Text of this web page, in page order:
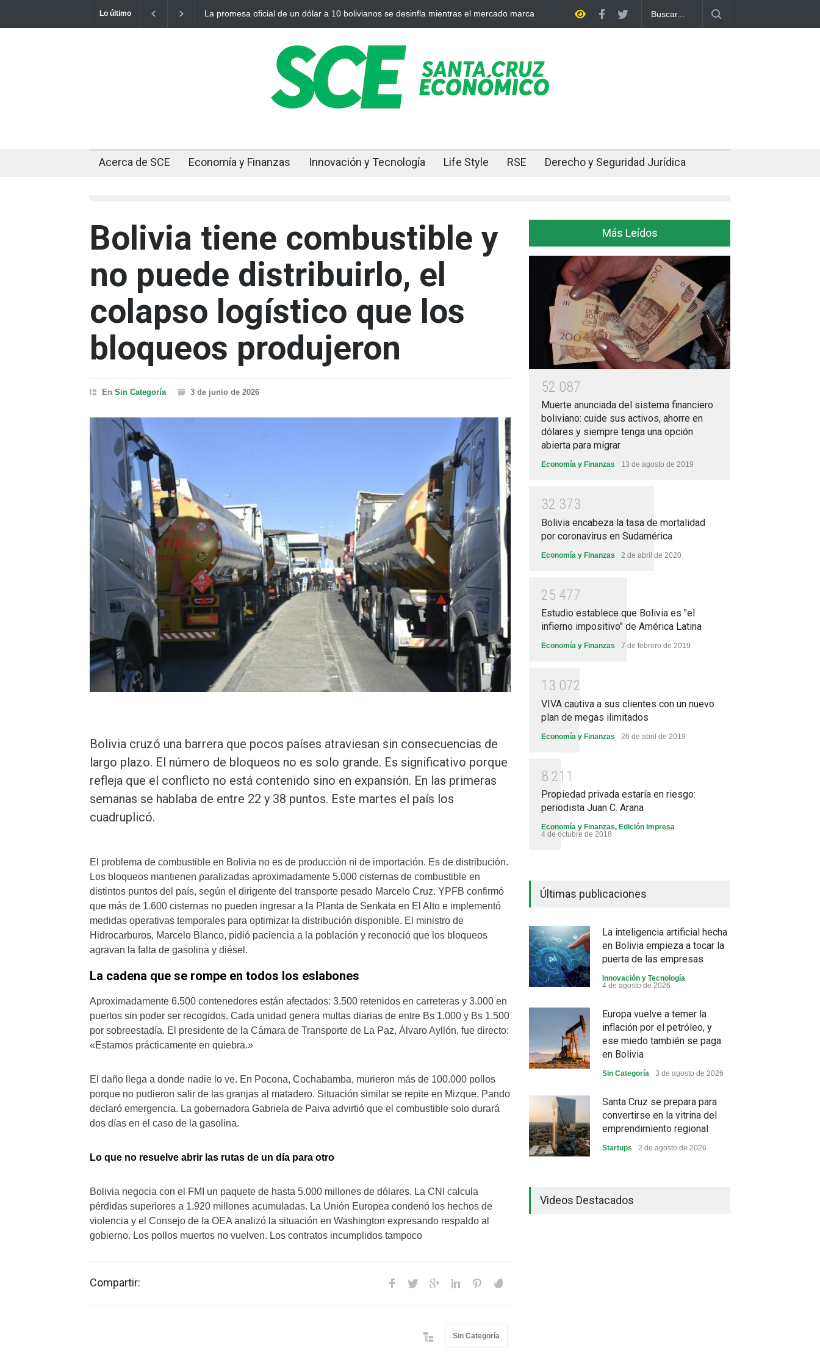
Lo último
La promesa oficial de un dólar a 10 bolivianos se desinfla mientras el mercado marca
Cuando el oro y la plata se enfrían afuera, Bolivia siente el golpe en casa
Acerca de SCE Economía y Finanzas Innovación y Tecnología Life Style RSE Derecho y Seguridad Jurídica
Bolivia tiene combustible y
no puede distribuirlo, el
colapso logístico que los
bloqueos produjeron
En Sin Categoría 3 de junio de 2026
Bolivia cruzó una barrera que pocos países atraviesan sin consecuencias de
largo plazo. El número de bloqueos no es solo grande. Es significativo porque
refleja que el conflicto no está contenido sino en expansión. En las primeras
semanas se hablaba de entre 22 y 38 puntos. Este martes el país los
cuadruplicó.
El problema de combustible en Bolivia no es de producción ni de importación. Es de distribución.
Los bloqueos mantienen paralizadas aproximadamente 5.000 cisternas de combustible en
distintos puntos del país, según el dirigente del transporte pesado Marcelo Cruz. YPFB confirmó
que más de 1.600 cisternas no pueden ingresar a la Planta de Senkata en El Alto e implementó
medidas operativas temporales para optimizar la distribución disponible. El ministro de
Hidrocarburos, Marcelo Blanco, pidió paciencia a la población y reconoció que los bloqueos
agravan la falta de gasolina y diésel.
La cadena que se rompe en todos los eslabones
Aproximadamente 6.500 contenedores están afectados: 3.500 retenidos en carreteras y 3.000 en
puertos sin poder ser recogidos. Cada unidad genera multas diarias de entre Bs 1.000 y Bs 1.500
por sobreestadía. El presidente de la Cámara de Transporte de La Paz, Álvaro Ayllón, fue directo:
«Estamos prácticamente en quiebra.»
El daño llega a donde nadie lo ve. En Pocona, Cochabamba, murieron más de 100.000 pollos
porque no pudieron salir de las granjas al matadero. Situación similar se repite en Mizque. Pando
declaró emergencia. La gobernadora Gabriela de Paiva advirtió que el combustible solo durará
dos días en el caso de la gasolina.
Lo que no resuelve abrir las rutas de un día para otro
Bolivia negocia con el FMI un paquete de hasta 5.000 millones de dólares. La CNI calcula
pérdidas superiores a 1.920 millones acumuladas. La Unión Europea condenó los hechos de
violencia y el Consejo de la OEA analizó la situación en Washington expresando respaldo al
gobierno. Los pollos muertos no vuelven. Los contratos incumplidos tampoco
Compartir:
Sin Categoría
Más Leídos
52 087
Muerte anunciada del sistema financiero
boliviano: cuide sus activos, ahorre en
dólares y siempre tenga una opción
abierta para migrar
Economía y Finanzas 13 de agosto de 2019
32 373
Bolivia encabeza la tasa de mortalidad
por coronavirus en Sudamérica
Economía y Finanzas 2 de abril de 2020
25 477
Estudio establece que Bolivia es "el
infierno impositivo" de América Latina
Economía y Finanzas 7 de febrero de 2019
1 3 072
VIVA cautiva a sus clientes con un nuevo
plan de megas ilimitados
Economía y Finanzas 26 de abril de 2019
8 21 1
Propiedad privada estaría en riesgo:
periodista Juan C. Arana
Economía y Finanzas, Edición Impresa
4 de octubre de 2018
Últimas publicaciones
La inteligencia artificial hecha
en Bolivia empieza a tocar la
puerta de las empresas
Innovación y Tecnología
4 de agosto de 2026
Europa vuelve a temer la
inflación por el petróleo, y
ese miedo también se paga
en Bolivia
Sin Categoría 3 de agosto de 2026
Santa Cruz se prepara para
convertirse en la vitrina del
emprendimiento regional
Startups 2 de agosto de 2026
industrial y el golpe puede
Videos Destacados